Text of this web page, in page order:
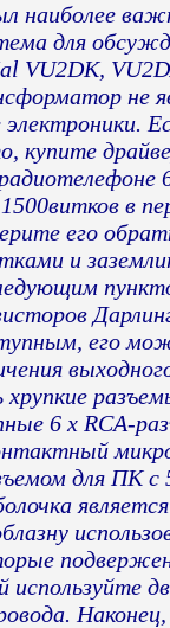
наиболее
для
VU2DK,
не
купите
в
его
и
его
6 x RCA-
для ПК